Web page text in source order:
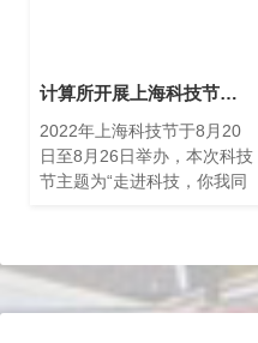
计算所开展上海科技节宣传活动
2022年上海科技节于8月20
日至8月26日举办，本次科技
节主题为“走进科技，你我同